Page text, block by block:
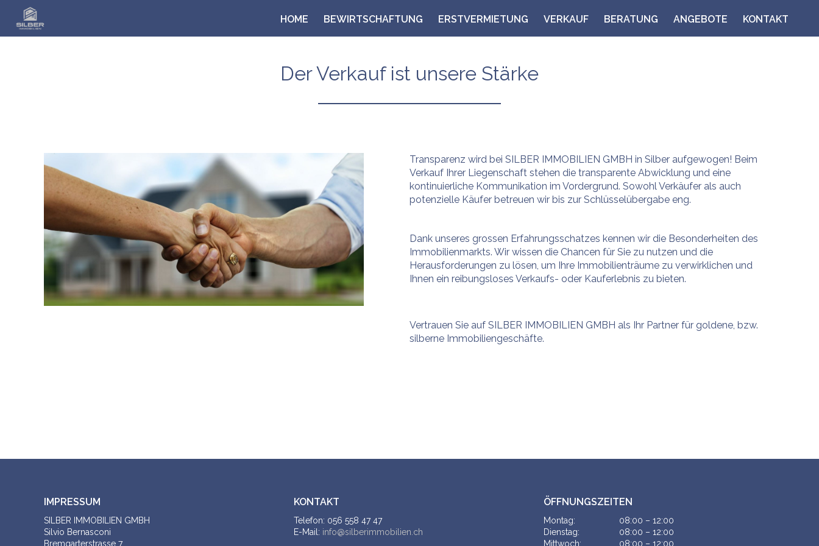
HOME BEWIRTSCHAFTUNG ERSTVERMIETUNG VERKAUF BERATUNG ANGEBOTE KONTAKT
Der Verkauf ist unsere Stärke
Transparenz wird bei SILBER IMMOBILIEN GMBH in Silber aufgewogen! Beim
Verkauf Ihrer Liegenschaft stehen die transparente Abwicklung und eine
kontinuierliche Kommunikation im Vordergrund. Sowohl Verkäufer als auch
potenzielle Käufer betreuen wir bis zur Schlüsselübergabe eng.
Dank unseres grossen Erfahrungsschatzes kennen wir die Besonderheiten des
Immobilienmarkts. Wir wissen die Chancen für Sie zu nutzen und die
Herausforderungen zu lösen, um Ihre Immobilienträume zu verwirklichen und
Ihnen ein reibungsloses Verkaufs- oder Kauferlebnis zu bieten.
Vertrauen Sie auf SILBER IMMOBILIEN GMBH als Ihr Partner für goldene, bzw.
silberne Immobiliengeschäfte.
IMPRESSUM
SILBER IMMOBILIEN GMBH
Silvio Bernasconi
Bremgarterstrasse 7
KONTAKT
Telefon: 056 558 47 47
E-Mail: info@silberimmobilien.ch
ÖFFNUNGSZEITEN
Montag:
08:00 – 12:00
Dienstag:
08:00 – 12:00
Mittwoch:
08:00 – 12:00